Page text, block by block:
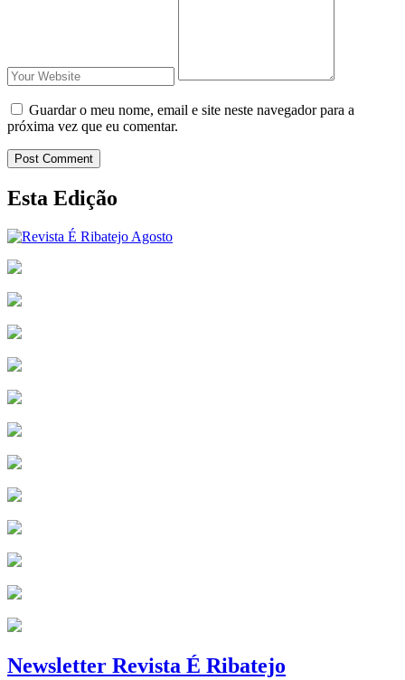
Guardar o meu nome, email e site neste navegador para a
próxima vez que eu comentar.
Post Comment
Esta Edição
Newsletter Revista É Ribatejo